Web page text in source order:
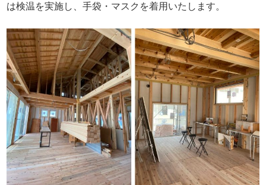
は検温を実施し、手袋・マスクを着用いたします。